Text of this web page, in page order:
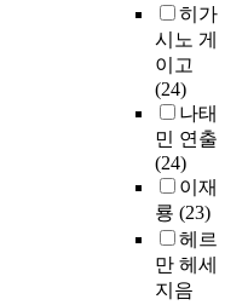
히가
시노 게
이고
(24)
나태
민 연출
(24)
이재
룡 (23)
헤르
만 헤세
지음